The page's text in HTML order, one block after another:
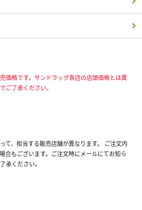
価格です。サンドラッグ各店の店頭価格とは異
ご了承ください。
て、担当する販売店舗が異なります。 ご注文内
合もございます。ご注文時にメールにてお知ら
承ください。